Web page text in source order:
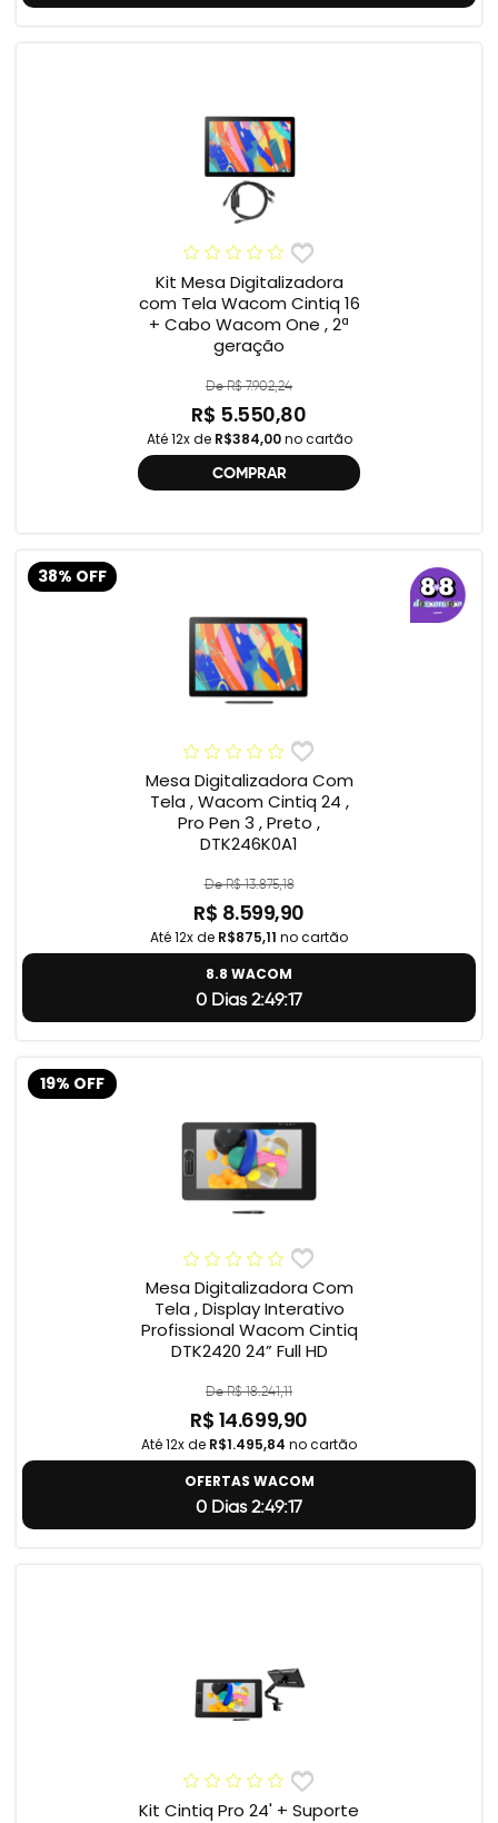
Kit Mesa Digitalizadora
com Tela Wacom Cintiq 16
+ Cabo Wacom One , 2ª
geração
De R$ 7.902,24
R$ 5.550,80
Até 12x de R$384,00no cartão
COMPRAR
38% OFF
Mesa Digitalizadora Com
Tela , Wacom Cintiq 24 ,
Pro Pen 3 , Preto ,
DTK246K0A1
De R$ 13.875,18
R$ 8.599,90
Até 12x de R$875,11 no cartão
8.8 WACOM
0 Dias 2:49:17
19% OFF
Mesa Digitalizadora Com
Tela , Display Interativo
Profissional Wacom Cintiq
DTK2420 24” Full HD
De R$ 18.241,11
R$ 14.699,90
Até 12x de R$1.495,84 no cartão
OFERTAS WACOM
0 Dias 2:49:17
Kit Cintiq Pro 24' + Suporte